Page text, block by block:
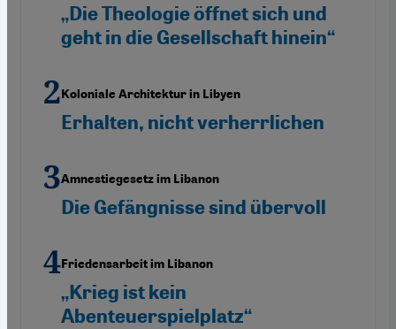
„Die Theologie öffnet sich und
geht in die Gesellschaft hinein“
Koloniale Architektur in Libyen
Erhalten, nicht verherrlichen
Amnestiegesetz im Libanon
Die Gefängnisse sind übervoll
Friedensarbeit im Libanon
„Krieg ist kein
Abenteuerspielplatz“